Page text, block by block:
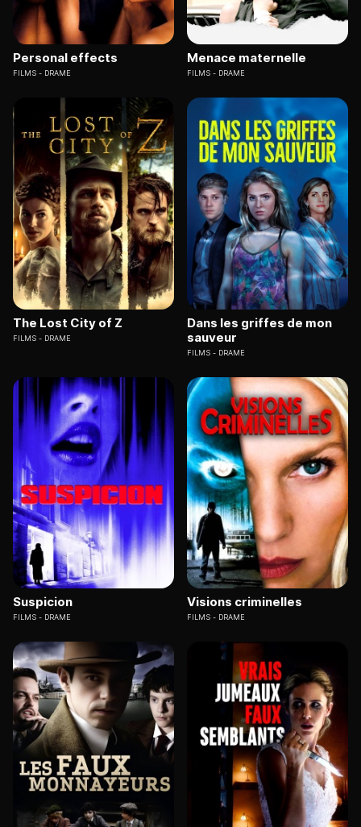
Personal effects
FILMS DRAME
Menace maternelle
FILMS DRAME
The Lost City of Z
FILMS DRAME
Dans les griffes de mon
sauveur
FILMS DRAME
Suspicion
FILMS DRAME
Visions criminelles
FILMS DRAME